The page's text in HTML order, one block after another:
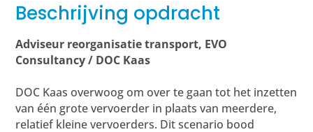
Beschrijving opdracht
Adviseur reorganisatie transport, EVO
Consultancy / DOC Kaas
DOC Kaas overwoog om over te gaan tot het inzetten
van één grote vervoerder in plaats van meerdere,
relatief kleine vervoerders. Dit scenario bood